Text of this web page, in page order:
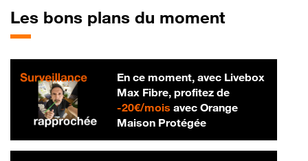
Les bons plans du moment
En ce moment, avec Livebox
Max Fibre, profitez de
-20€/mois20 € par mois
avec Orange
Maison Protégée